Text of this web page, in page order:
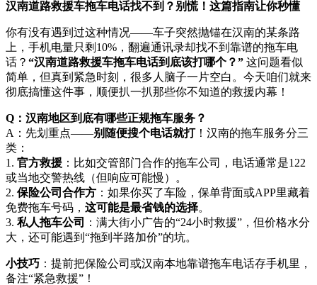
汉南道路救援车拖车电话找不到？别慌！这篇指南让你秒懂
你有没有遇到过这种情况——车子突然抛锚在汉南的某条路
上，手机电量只剩10%，翻遍通讯录却找不到靠谱的拖车电
话？ “汉南道路救援车拖车电话到底该打哪个？” 这问题看似
简单，但真到紧急时刻，很多人脑子一片空白。今天咱们就来
彻底搞懂这件事，顺便扒一扒那些你不知道的救援内幕！
Q：汉南地区到底有哪些正规拖车服务？
A：先划重点——别随便搜个电话就打！汉南的拖车服务分三
类：
1. 官方救援 ：比如交管部门合作的拖车公司，电话通常是122
或当地交警热线（但响应可能慢）。
2. 保险公司合作方 ：如果你买了车险，保单背面或APP里藏着
免费拖车号码， 这可能是最省钱的选择。
3. 私人拖车公司
：满大街小广告的“24小时救援”，但价格水分
大，还可能遇到“拖到半路加价”的坑。
小技巧 ：提前把保险公司或汉南本地靠谱拖车电话存手机里，
备注“紧急救援”！